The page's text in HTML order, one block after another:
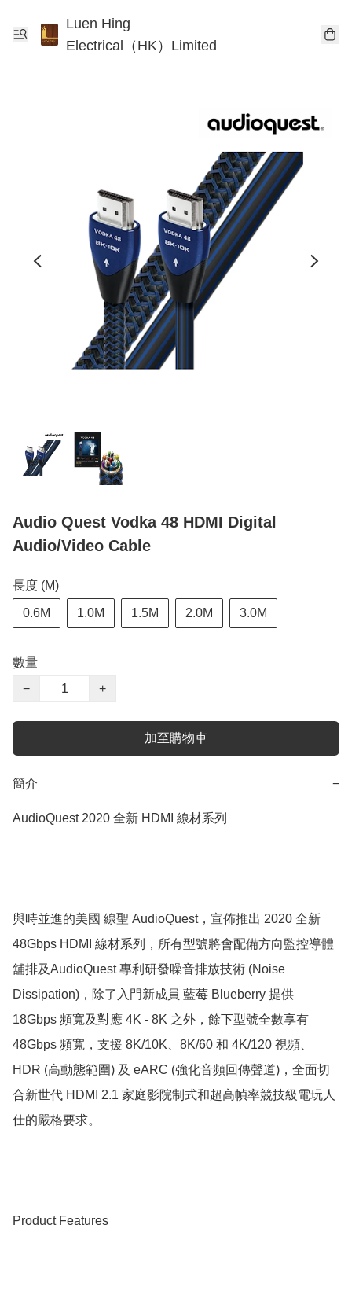
Luen Hing
Electrical（HK）Limited
Audio Quest Vodka 48 HDMI Digital
Audio/Video Cable
長度 (M)
0.6M 1.0M 1.5M 2.0M 3.0M
數量
−
+
加至購物車
簡介 −
AudioQuest 2020 全新 HDMI 線材系列
與時並進的美國 線聖 AudioQuest，宣佈推出 2020 全新
48Gbps HDMI 線材系列，所有型號將會配備方向監控導體
舖排及AudioQuest 專利研發噪音排放技術 (Noise
Dissipation)，除了入門新成員 藍莓 Blueberry 提供
18Gbps 頻寬及對應 4K - 8K 之外，餘下型號全數享有
48Gbps 頻寬，支援 8K/10K、8K/60 和 4K/120 視頻、
HDR (高動態範圍) 及 eARC (強化音頻回傳聲道)，全面切
合新世代 HDMI 2.1 家庭影院制式和超高幀率競技級電玩人
仕的嚴格要求。
Product Features